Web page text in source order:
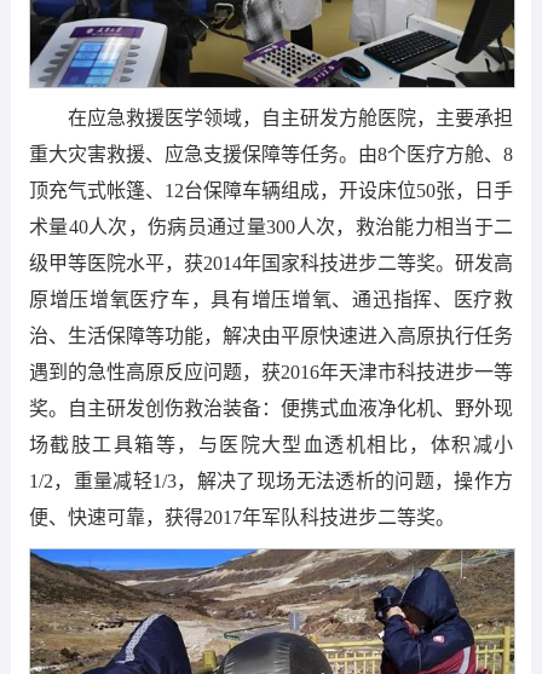
在应急救援医学领域，自主研发方舱医院，主要承担
重大灾害救援、应急支援保障等任务。由8个医疗方舱、8
顶充气式帐篷、12台保障车辆组成，开设床位50张，日手
术量40人次，伤病员通过量300人次，救治能力相当于二
级甲等医院水平，获2014年国家科技进步二等奖。研发高
原增压增氧医疗车，具有增压增氧、通迅指挥、医疗救
治、生活保障等功能，解决由平原快速进入高原执行任务
遇到的急性高原反应问题，获2016年天津市科技进步一等
奖。自主研发创伤救治装备：便携式血液净化机、野外现
场截肢工具箱等，与医院大型血透机相比，体积减小
1/2，重量减轻1/3，解决了现场无法透析的问题，操作方
便、快速可靠，获得2017年军队科技进步二等奖。